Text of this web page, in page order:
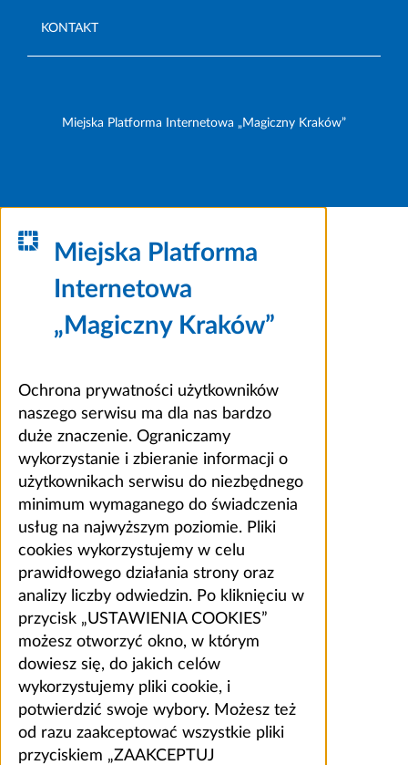
KONTAKT
Miejska Platforma Internetowa „Magiczny Kraków”
Miejska Platforma
Internetowa
„Magiczny Kraków”
Ochrona prywatności użytkowników
naszego serwisu ma dla nas bardzo
duże znaczenie. Ograniczamy
wykorzystanie i zbieranie informacji o
użytkownikach serwisu do niezbędnego
minimum wymaganego do świadczenia
usług na najwyższym poziomie. Pliki
cookies wykorzystujemy w celu
prawidłowego działania strony oraz
analizy liczby odwiedzin. Po kliknięciu w
przycisk „USTAWIENIA COOKIES”
możesz otworzyć okno, w którym
dowiesz się, do jakich celów
wykorzystujemy pliki cookie, i
potwierdzić swoje wybory. Możesz też
od razu zaakceptować wszystkie pliki
przyciskiem „ZAAKCEPTUJ